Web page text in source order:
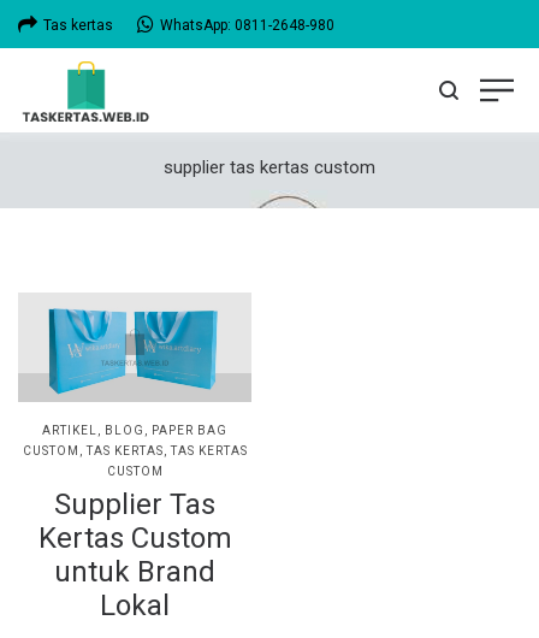
Tas kertas WhatsApp: 0811-2648-980
supplier tas kertas custom
POSTED
IN
ARTIKEL BLOG
PAPER BAG
CUSTOM
TAS KERTAS TAS KERTAS
CUSTOM
Supplier Tas
Kertas Custom
untuk Brand
Lokal